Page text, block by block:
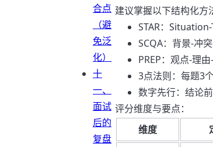
合点
（避
免泛
化）
十
一、
面试
后的
复盘
建议掌握以下结构化方
STAR：
SCQA：背景-冲
PREP：观点-理
3点法则：每题3
数字先行：结论
评分维度与要点：
维度